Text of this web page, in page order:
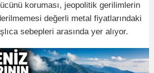
koruması, jeopolitik gerilimlerin
değerli metal fiyatlarındaki
sebepleri arasında yer alıyor.